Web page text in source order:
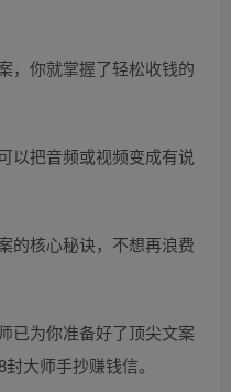
，你就掌握了轻松收钱的
以把音频或视频变成有说
的核心秘诀，不想再浪费
为你准备好了顶尖文案
大师手抄赚钱信。